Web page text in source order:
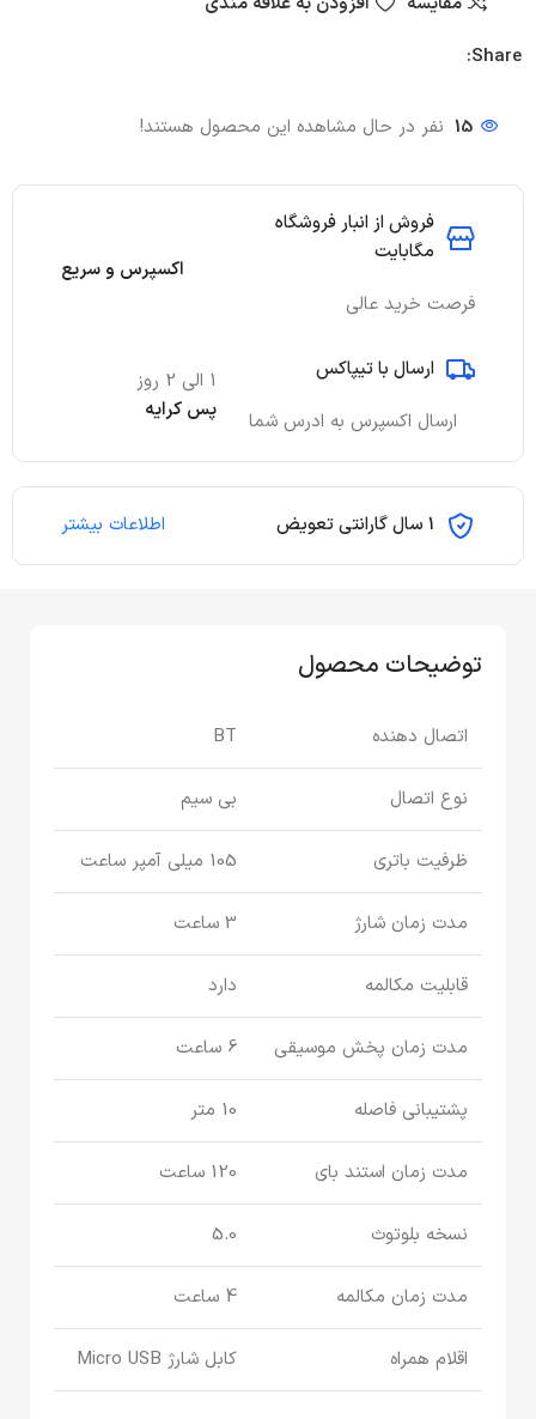
Share:
15 نفر در حال مشاهده این محصول هستند!
فروش از انبار فروشگاه
مگابایت
فرصت خرید عالی
اکسپرس و سریع
ارسال با تیپاکس
ارسال اکسپرس به ادرس شما
1 الی 2 روز
پس کرایه
1 سال گارانتی تعویض اطلاعات بیشتر
توضیحات محصول
اتصال دهنده BT
نوع اتصال بی سیم
ظرفیت باتری 105 میلی آمپر ساعت
مدت زمان شارژ 3 ساعت
قابلیت مکالمه دارد
مدت زمان پخش موسیقی 6 ساعت
پشتیبانی فاصله 10 متر
مدت زمان استند بای 120 ساعت
نسخه بلوتوث 5.0
مدت زمان مکالمه 4 ساعت
اقلام همراه کابل شارژ Micro USB